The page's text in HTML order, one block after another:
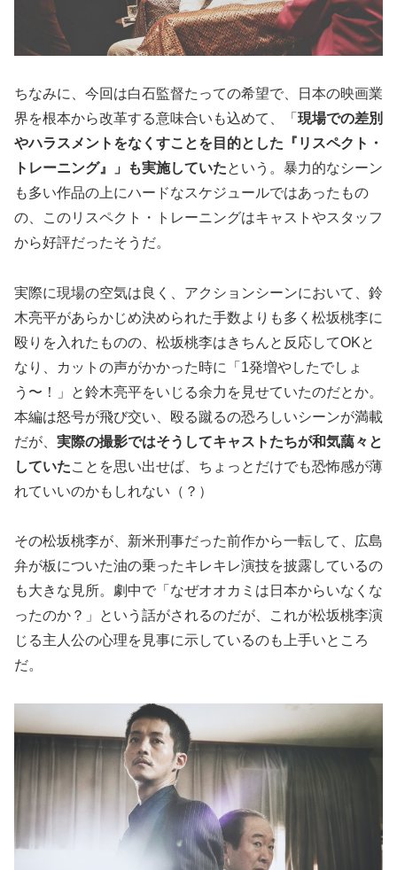
ちなみに、今回は白石監督たっての希望で、日本の映画業
界を根本から改革する意味合いも込めて、「 現場での差別
やハラスメントをなくすことを目的とした『リスペクト・
トレーニング』」も実施していたという。暴力的なシーン
も多い作品の上にハードなスケジュールではあったもの
の、このリスペクト・トレーニングはキャストやスタッフ
から好評だったそうだ。
実際に現場の空気は良く、アクションシーンにおいて、鈴
木亮平があらかじめ決められた手数よりも多く松坂桃李に
殴りを入れたものの、松坂桃李はきちんと反応してOKと
なり、カットの声がかかった時に「1発増やしたでしょ
う〜！」と鈴木亮平をいじる余力を見せていたのだとか。
本編は怒号が飛び交い、殴る蹴るの恐ろしいシーンが満載
だが、 実際の撮影ではそうしてキャストたちが和気藹々と
していたことを思い出せば、ちょっとだけでも恐怖感が薄
れていいのかもしれない（？）
その松坂桃李が、新米刑事だった前作から一転して、広島
弁が板についた油の乗ったキレキレ演技を披露しているの
も大きな見所。劇中で「なぜオオカミは日本からいなくな
ったのか？」という話がされるのだが、これが松坂桃李演
じる主人公の心理を見事に示しているのも上手いところ
だ。